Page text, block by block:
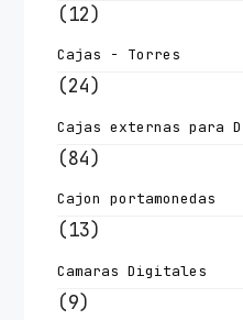
(12)
Cajas - Torres
(24)
Cajas externas para
(84)
Cajon portamonedas
(13)
Camaras Digitales
(9)